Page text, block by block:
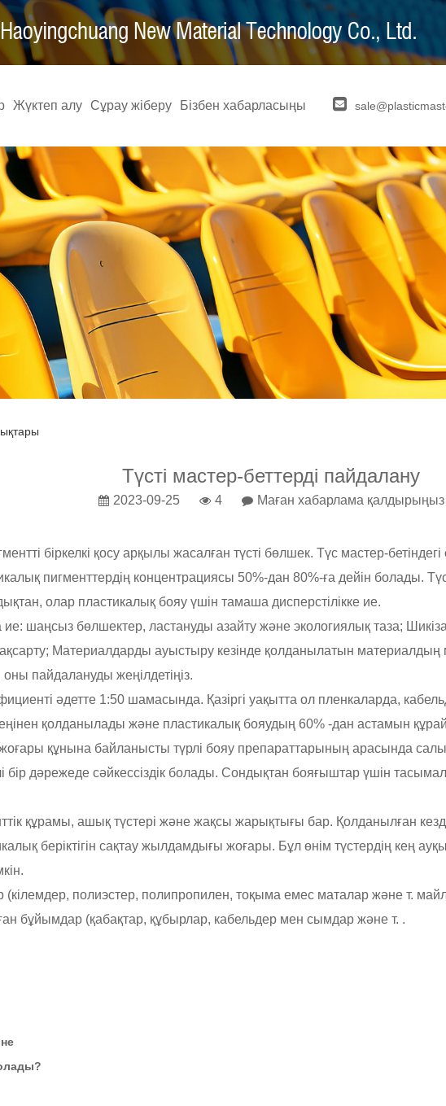
Жүктеп алу Сұрау жіберу Бізбен хабарласыңы
Түсті мастер-беттерді пайдалану
2023-09-25 4 Маған хабарлама қалдырыңыз
біркелкі қосу арқылы жасалған түсті бөлшек. Түс мастер-
пигменттердің концентрациясы 50%-дан 80%-ға дейін болады.
олар пластикалық бояу үшін тамаша дисперстілікке ие.
ие: шаңсыз бөлшектер, ластануды азайту және экологиялық таза;
жақсарту; Материалдарды ауыстыру кезінде қолданылатын
оны пайдалануды жеңілдетіңіз.
әдетте 1:50 шамасында. Қазіргі уақытта ол пленкаларда,
қолданылады және пластикалық бояудың 60% -дан астамын
құнына байланысты түрлі бояу препараттарының арасында
бір дәрежеде сәйкессіздік болады. Сондықтан бояғыштар үшін
құрамы, ашық түстері және жақсы жарықтығы бар. Қолданылған
беріктігін сақтау жылдамдығы жоғары. Бұл өнім түстердің кең
полиэстер, полипропилен, тоқыма емес маталар және т.
бұйымдар (қабақтар, құбырлар, кабельдер мен сымдар және т. .